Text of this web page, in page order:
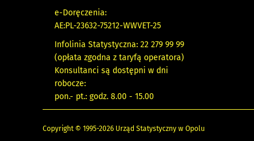
e-Doręczenia:
AE:PL-23632-75212-WWVET-25
Infolinia Statystyczna: 22 279 99 99
(opłata zgodna z taryfą operatora)
Konsultanci są dostępni w dni
robocze:
pon.- pt.: godz. 8.00 - 15.00
Copyright © 1995-2026 Urząd Statystyczny w Opolu